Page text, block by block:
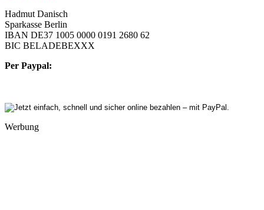
Hadmut Danisch
Sparkasse Berlin
IBAN DE37 1005 0000 0191 2680 62
BIC BELADEBEXXX
Per Paypal:
Werbung